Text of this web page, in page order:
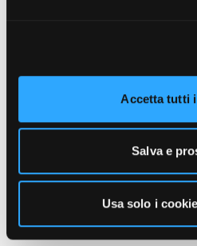
Accetta tutti
Salva e
Usa solo i